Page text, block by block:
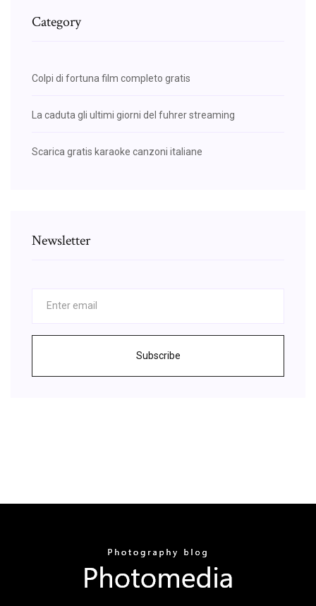
Category
Colpi di fortuna film completo gratis
La caduta gli ultimi giorni del fuhrer streaming
Scarica gratis karaoke canzoni italiane
Newsletter
Subscribe